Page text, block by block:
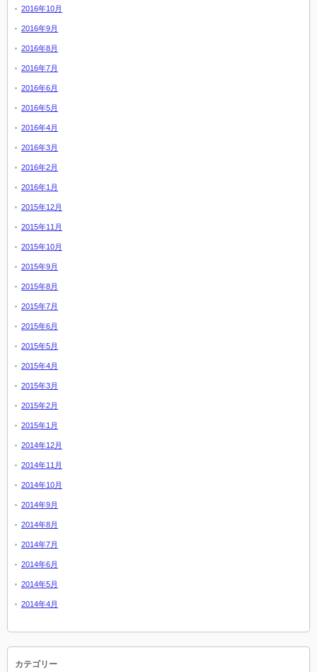
2016年10月
2016年9月
2016年8月
2016年7月
2016年6月
2016年5月
2016年4月
2016年3月
2016年2月
2016年1月
2015年12月
2015年11月
2015年10月
2015年9月
2015年8月
2015年7月
2015年6月
2015年5月
2015年4月
2015年3月
2015年2月
2015年1月
2014年12月
2014年11月
2014年10月
2014年9月
2014年8月
2014年7月
2014年6月
2014年5月
2014年4月
カテゴリー